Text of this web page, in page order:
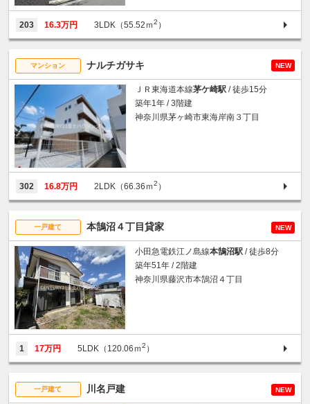
203 16.3万円 3LDK（55.52ｍ2 ）
マンション ナルチガサキ NEW
ＪＲ東海道本線茅ケ崎駅 / 徒歩15分
築年1年 / 3階建
神奈川県茅ヶ崎市東海岸南３丁目
302 16.8万円 2LDK（66.36ｍ2 ）
一戸建て 本鵠沼４丁目貸家 NEW
小田急電鉄江ノ島線本鵠沼駅 / 徒歩8分
築年51年 / 2階建
神奈川県藤沢市本鵠沼４丁目
1 17万円 5LDK（120.06ｍ2 ）
一戸建て 川名戸建 NEW